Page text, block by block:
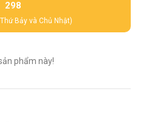
298
Bảy và Chủ Nhật)
phẩm này!